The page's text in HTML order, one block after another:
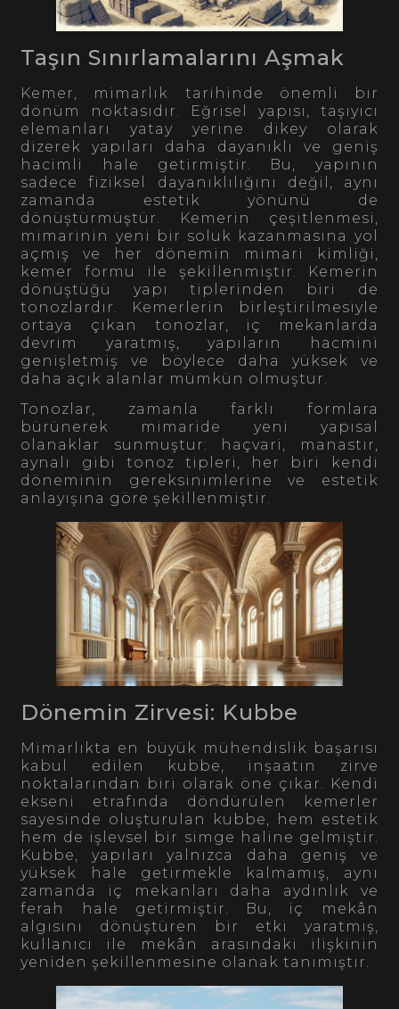
Taşın Sınırlamalarını Aşmak
Kemer, mimarlık tarihinde önemli bir
dönüm noktasıdır. Eğrisel yapısı, taşıyıcı
elemanları yatay yerine dikey olarak
dizerek yapıları daha dayanıklı ve geniş
hacimli hale getirmiştir. Bu, yapının
sadece fiziksel dayanıklılığını değil, aynı
zamanda estetik yönünü de
dönüştürmüştür. Kemerin çeşitlenmesi,
mimarinin yeni bir soluk kazanmasına yol
açmış ve her dönemin mimari kimliği,
kemer formu ile şekillenmiştir. Kemerin
dönüştüğü yapı tiplerinden biri de
tonozlardır. Kemerlerin birleştirilmesiyle
ortaya çıkan tonozlar, iç mekanlarda
devrim yaratmış, yapıların hacmini
genişletmiş ve böylece daha yüksek ve
daha açık alanlar mümkün olmuştur.
Tonozlar, zamanla farklı formlara
bürünerek mimaride yeni yapısal
olanaklar sunmuştur: haçvari, manastır,
aynalı gibi tonoz tipleri, her biri kendi
döneminin gereksinimlerine ve estetik
anlayışına göre şekillenmiştir.
Dönemin Zirvesi: Kubbe
Mimarlıkta en büyük mühendislik başarısı
kabul edilen kubbe, inşaatın zirve
noktalarından biri olarak öne çıkar. Kendi
ekseni etrafında döndürülen kemerler
sayesinde oluşturulan kubbe, hem estetik
hem de işlevsel bir simge haline gelmiştir.
Kubbe, yapıları yalnızca daha geniş ve
yüksek hale getirmekle kalmamış, aynı
zamanda iç mekanları daha aydınlık ve
ferah hale getirmiştir. Bu, iç mekân
algısını dönüştüren bir etki yaratmış,
kullanıcı ile mekân arasındaki ilişkinin
yeniden şekillenmesine olanak tanımıştır.